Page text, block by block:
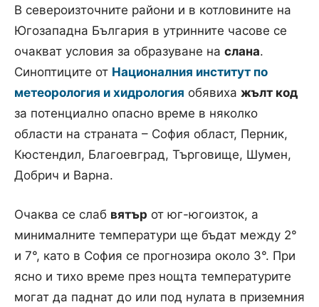
В североизточните райони и в котловините на
Югозападна България в утринните часове се
очакват условия за образуване на слана.
Синоптиците от Националния институт по
метеорология и хидрология обявиха жълт код
за потенциално опасно време в няколко
области на страната – София област, Перник,
Кюстендил, Благоевград, Търговище, Шумен,
Добрич и Варна.
Очаква се слаб вятър от юг-югоизток, а
минималните температури ще бъдат между 2°
и 7°, като в София се прогнозира около 3°. При
ясно и тихо време през нощта температурите
могат да паднат до или под нулата в приземния